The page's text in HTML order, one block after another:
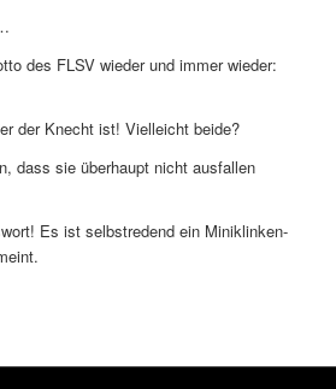
des FLSV wieder und immer wieder:
der Knecht ist! Vielleicht beide?
dass sie überhaupt nicht ausfallen
Es ist selbstredend ein Miniklinken-